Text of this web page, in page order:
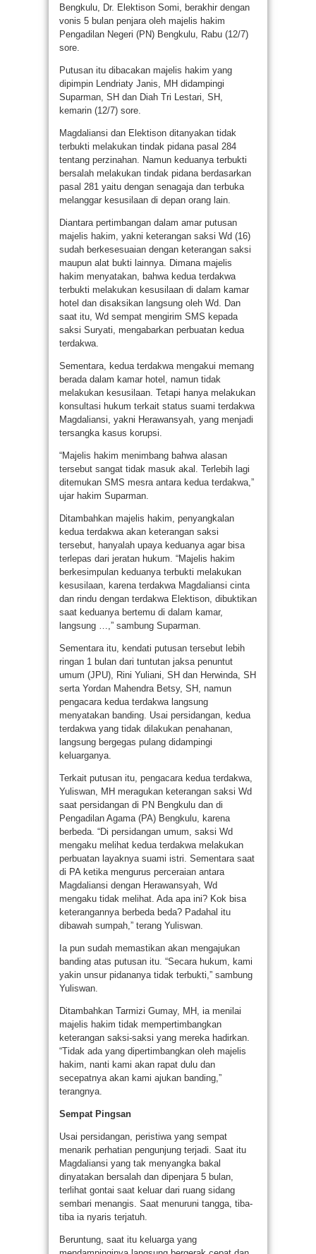
Bengkulu, Dr. Elektison Somi, berakhir dengan
vonis 5 bulan penjara oleh majelis hakim
Pengadilan Negeri (PN) Bengkulu, Rabu (12/7)
sore.
Putusan itu dibacakan majelis hakim yang
dipimpin Lendriaty Janis, MH didampingi
Suparman, SH dan Diah Tri Lestari, SH,
kemarin (12/7) sore.
Magdaliansi dan Elektison ditanyakan tidak
terbukti melakukan tindak pidana pasal 284
tentang perzinahan. Namun keduanya terbukti
bersalah melakukan tindak pidana berdasarkan
pasal 281 yaitu dengan senagaja dan terbuka
melanggar kesusilaan di depan orang lain.
Diantara pertimbangan dalam amar putusan
majelis hakim, yakni keterangan saksi Wd (16)
sudah berkesesuaian dengan keterangan saksi
maupun alat bukti lainnya. Dimana majelis
hakim menyatakan, bahwa kedua terdakwa
terbukti melakukan kesusilaan di dalam kamar
hotel dan disaksikan langsung oleh Wd. Dan
saat itu, Wd sempat mengirim SMS kepada
saksi Suryati, mengabarkan perbuatan kedua
terdakwa.
Sementara, kedua terdakwa mengakui memang
berada dalam kamar hotel, namun tidak
melakukan kesusilaan. Tetapi hanya melakukan
konsultasi hukum terkait status suami terdakwa
Magdaliansi, yakni Herawansyah, yang menjadi
tersangka kasus korupsi.
“Majelis hakim menimbang bahwa alasan
tersebut sangat tidak masuk akal. Terlebih lagi
ditemukan SMS mesra antara kedua terdakwa,”
ujar hakim Suparman.
Ditambahkan majelis hakim, penyangkalan
kedua terdakwa akan keterangan saksi
tersebut, hanyalah upaya keduanya agar bisa
terlepas dari jeratan hukum. “Majelis hakim
berkesimpulan keduanya terbukti melakukan
kesusilaan, karena terdakwa Magdaliansi cinta
dan rindu dengan terdakwa Elektison, dibuktikan
saat keduanya bertemu di dalam kamar,
langsung …,” sambung Suparman.
Sementara itu, kendati putusan tersebut lebih
ringan 1 bulan dari tuntutan jaksa penuntut
umum (JPU), Rini Yuliani, SH dan Herwinda, SH
serta Yordan Mahendra Betsy, SH, namun
pengacara kedua terdakwa langsung
menyatakan banding. Usai persidangan, kedua
terdakwa yang tidak dilakukan penahanan,
langsung bergegas pulang didampingi
keluarganya.
Terkait putusan itu, pengacara kedua terdakwa,
Yuliswan, MH meragukan keterangan saksi Wd
saat persidangan di PN Bengkulu dan di
Pengadilan Agama (PA) Bengkulu, karena
berbeda. “Di persidangan umum, saksi Wd
mengaku melihat kedua terdakwa melakukan
perbuatan layaknya suami istri. Sementara saat
di PA ketika mengurus perceraian antara
Magdaliansi dengan Herawansyah, Wd
mengaku tidak melihat. Ada apa ini? Kok bisa
keterangannya berbeda beda? Padahal itu
dibawah sumpah,” terang Yuliswan.
Ia pun sudah memastikan akan mengajukan
banding atas putusan itu. “Secara hukum, kami
yakin unsur pidananya tidak terbukti,” sambung
Yuliswan.
Ditambahkan Tarmizi Gumay, MH, ia menilai
majelis hakim tidak mempertimbangkan
keterangan saksi-saksi yang mereka hadirkan.
“Tidak ada yang dipertimbangkan oleh majelis
hakim, nanti kami akan rapat dulu dan
secepatnya akan kami ajukan banding,”
terangnya.
Sempat Pingsan
Usai persidangan, peristiwa yang sempat
menarik perhatian pengunjung terjadi. Saat itu
Magdaliansi yang tak menyangka bakal
dinyatakan bersalah dan dipenjara 5 bulan,
terlihat gontai saat keluar dari ruang sidang
sembari menangis. Saat menuruni tangga, tiba-
tiba ia nyaris terjatuh.
Beruntung, saat itu keluarga yang